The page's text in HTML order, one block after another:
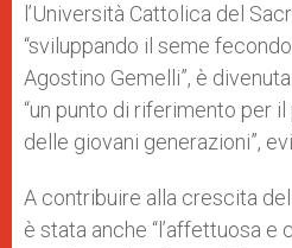
l’Università Cattolica del
“sviluppando il seme
Agostino Gemelli”, è
“un punto di riferimento per
delle giovani generazioni”,
A contribuire alla crescita
è stata anche “l’affettuosa